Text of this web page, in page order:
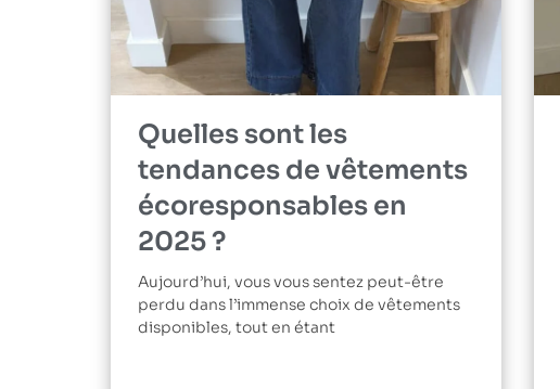
Quelles sont les
tendances de vêtements
écoresponsables en
2025 ?
Aujourd’hui, vous vous sentez peut-être
perdu dans l’immense choix de vêtements
disponibles, tout en étant